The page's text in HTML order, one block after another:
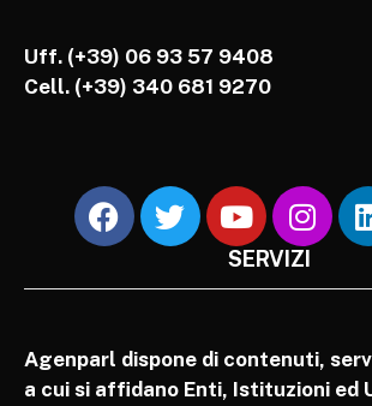
Uff. (+39) 06 93 57 9408
Cell. (+39) 340 681 9270
SERVIZI
Agenparl dispone di contenuti,
a cui si affidano Enti, Istituzioni ed